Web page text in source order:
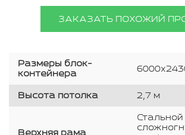
ЗАКАЗАТЬ ПОХОЖИЙ
Размеры блок-
контейнера
Высота потолка 2,7 м
Верхняя рама
Стальной